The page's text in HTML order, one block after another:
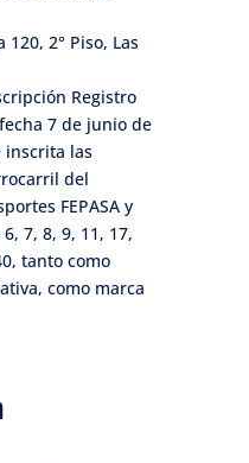
2° Piso, Las
Registro
7 de junio de
inscrita las
del
FEPASA y
7, 8, 9, 11, 17,
tanto como
como marca